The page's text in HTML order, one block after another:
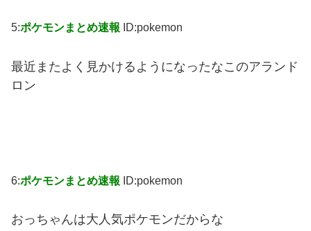
5:ポケモンまとめ速報 ID:pokemon
最近またよく見かけるようになったなこのアランド
ロン
6:ポケモンまとめ速報 ID:pokemon
おっちゃんは大人気ポケモンだからな